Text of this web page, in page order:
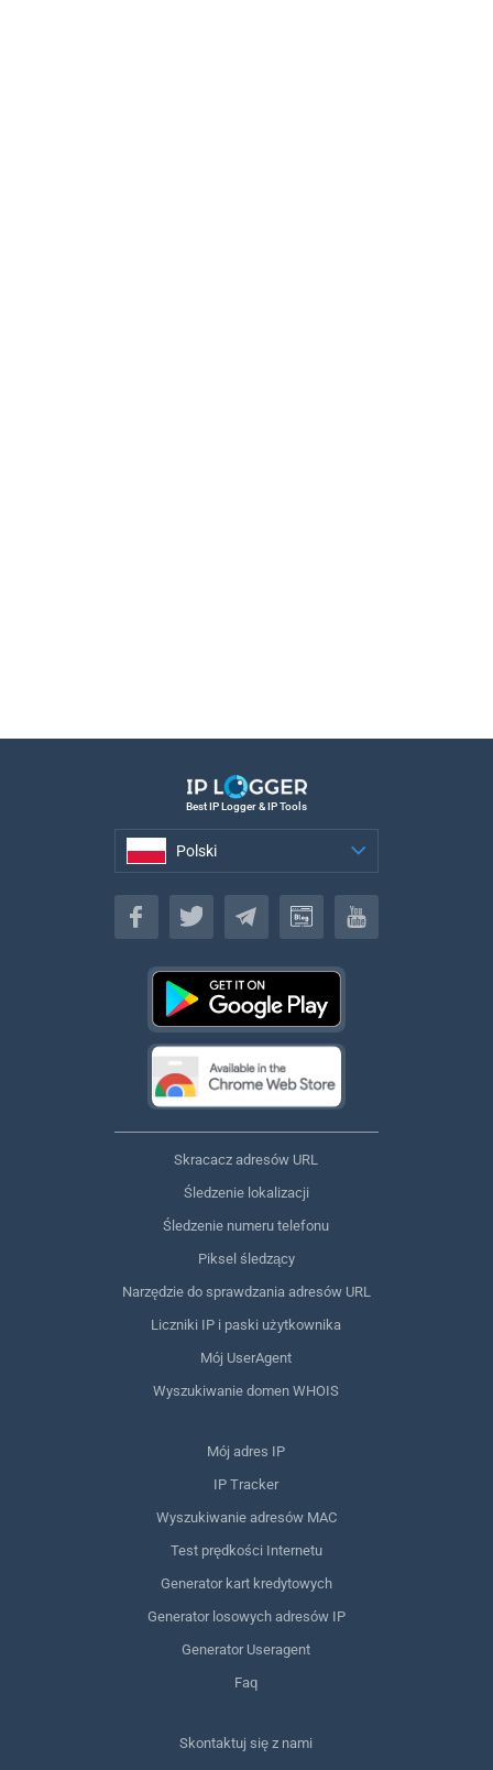
Best IP Logger & IP Tools
Polski
Polski
Skracacz adresów URL
Śledzenie lokalizacji
Śledzenie numeru telefonu
Piksel śledzący
Narzędzie do sprawdzania adresów URL
Liczniki IP i paski użytkownika
Mój UserAgent
Wyszukiwanie domen WHOIS
Mój adres IP
IP Tracker
Wyszukiwanie adresów MAC
Test prędkości Internetu
Generator kart kredytowych
Generator losowych adresów IP
Generator Useragent
Faq
Skontaktuj się z nami